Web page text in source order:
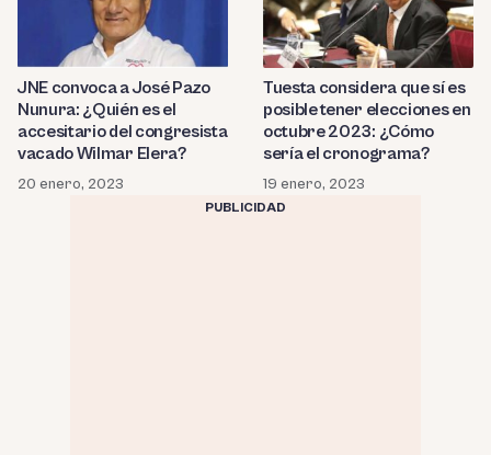
JNE convoca a José Pazo
Nunura: ¿Quién es el
accesitario del congresista
vacado Wilmar Elera?
20 enero, 2023
Tuesta considera que sí es
posible tener elecciones en
octubre 2023: ¿Cómo
sería el cronograma?
19 enero, 2023
PUBLICIDAD